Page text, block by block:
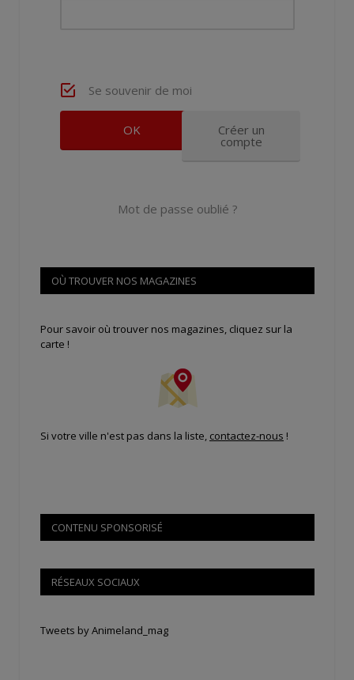
Se souvenir de moi
Créer un
compte
Mot de passe oublié ?
OÙ TROUVER NOS MAGAZINES
Pour savoir où trouver nos magazines, cliquez sur la
carte !
Si votre ville n'est pas dans la liste, contactez-nous !
CONTENU SPONSORISÉ
RÉSEAUX SOCIAUX
Tweets by Animeland_mag